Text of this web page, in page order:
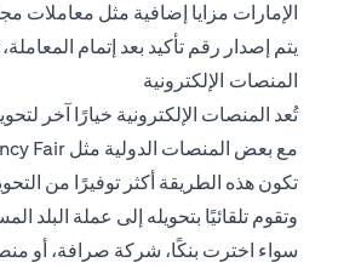
الإمارات مزايا إضافية مثل معاملات
يتم إصدار رقم تأكيد بعد إتمام
المنصات الإلكترونية
تُعد المنصات الإلكترونية خيارًا آخر
تكون هذه الطريقة أكثر توفيرًا من
وتقوم تلقائيًا بتحويله إلى عملة البلد
سواء اخترت بنكًا، شركة صرافة، أو